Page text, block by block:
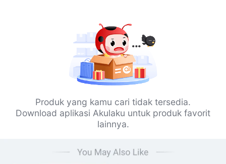
Produk yang kamu cari tidak tersedia.
Download aplikasi Akulaku untuk produk favorit
lainnya.